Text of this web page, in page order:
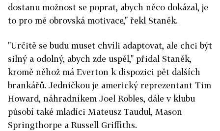
dostanu možnost se poprat, abych něco dokázal, je
to pro mě obrovská motivace," řekl Staněk.
"Určitě se budu muset chvíli adaptovat, ale chci být
silný a odolný, abych zde uspěl," přidal Staněk,
kromě něhož má Everton k dispozici pět dalších
brankářů. Jedničkou je americký reprezentant Tim
Howard, náhradníkem Joel Robles, dále v klubu
působí také mladíci Mateusz Taudul, Mason
Springthorpe a Russell Griffiths.